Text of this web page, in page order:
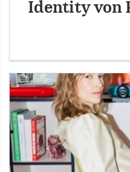
Identity von